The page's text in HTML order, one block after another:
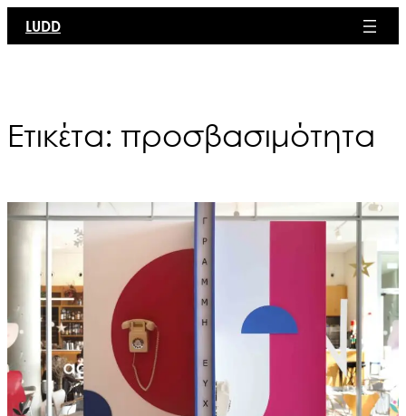
στο
LUDD
Ετικέτα: προσβασιμότητα